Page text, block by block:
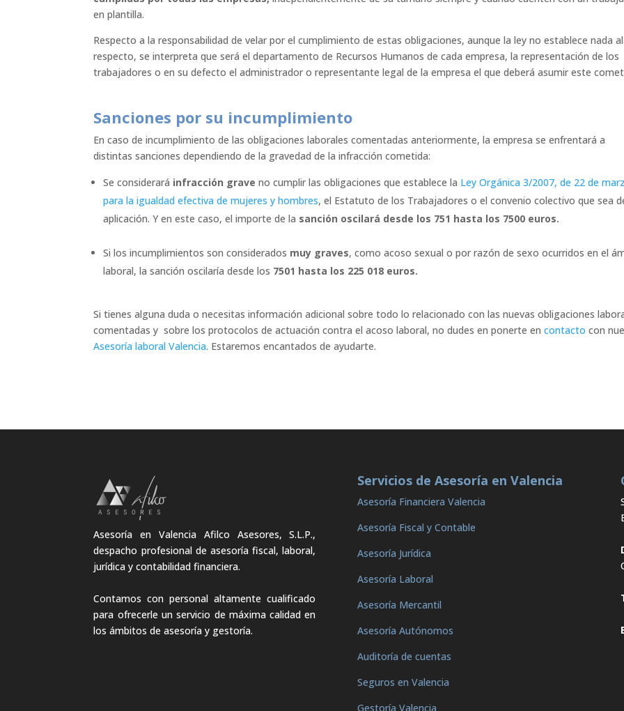
en plantilla.
Respecto a la responsabilidad de velar por el cumplimiento de estas obligaciones, aunque la ley no establece nada al
respecto, se interpreta que será el departamento de Recursos Humanos de cada empresa, la representación de los
trabajadores o en su defecto el administrador o representante legal de la empresa el que deberá asumir este
Sanciones por su incumplimiento
En caso de incumplimiento de las obligaciones laborales comentadas anteriormente, la empresa se enfrentará a
distintas sanciones dependiendo de la gravedad de la infracción cometida:
Se considerará infracción graveno cumplir las obligaciones que establece la Ley Orgánica 3/2007, de 22 de
para la igualdad efectiva de mujeres y hombres, el Estatuto de los Trabajadores o el convenio colectivo que sea
aplicación. Y en este caso, el importe de la sanción oscilará desde los 751 hasta los 7500 euros.
Si los incumplimientos son considerados muy graves, como acoso sexual o por razón de sexo ocurridos en el
laboral, la sanción oscilaría desde los 7501 hasta los 225 018 euros.
Si tienes alguna duda o necesitas información adicional sobre todo lo relacionado con las nuevas obligaciones
comentadas y sobre los protocolos de actuación contra el acoso laboral, no dudes en ponerte encontacto con
Asesoría laboral Valencia. Estaremos encantados de ayudarte.
Asesoría en Valencia Afilco Asesores, S.L.P.,
despacho profesional de asesoría fiscal, laboral,
jurídica y contabilidad financiera.
Contamos con personal altamente cualificado
para ofrecerle un servicio de máxima calidad en
los ámbitos de asesoría y gestoría.
Servicios de Asesoría en Valencia
Asesoría Financiera Valencia
Asesoría Fiscal y Contable
Asesoría Jurídica
Asesoría Laboral
Asesoría Mercantil
Asesoría Autónomos
Auditoría de cuentas
Seguros en Valencia
Gestoría Valencia